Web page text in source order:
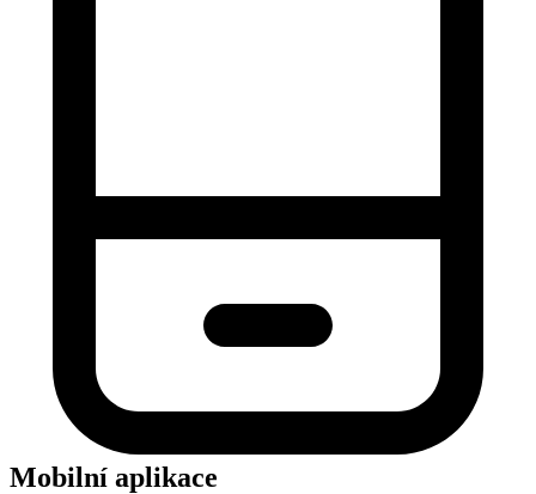
Mobilní aplikace